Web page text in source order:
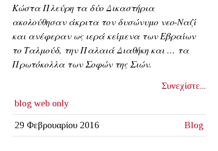
Κώστα Πλεύρη τα δύο Δικαστήρια
ακολούθησαν άκριτα τον δυσώνυμο νεο-Ναζί
και ανέφεραν ως ιερά κείμενα των Εβραίων
το Ταλμούδ, την Παλαιά Διαθήκη και … τα
Πρωτόκολλα των Σοφών της Σιών.
Συνεχίστε...
blog web only
29 Φεβρουαρίου 2016 Blog